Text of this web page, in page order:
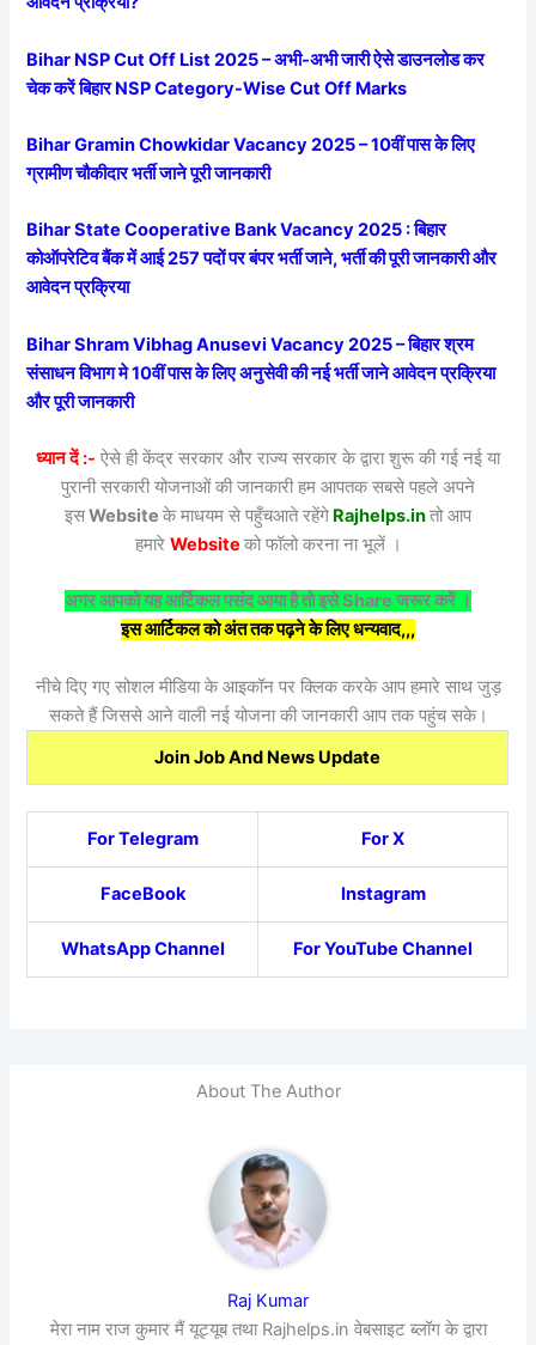
Bihar NSP Cut Off List 2025 – अभी-अभी जारी ऐसे डाउनलोड कर
चेक करें बिहार NSP Category-Wise Cut Off Marks
Bihar Gramin Chowkidar Vacancy 2025 – 10वीं पास के लिए
ग्रामीण चौकीदार भर्ती जाने पूरी जानकारी
Bihar State Cooperative Bank Vacancy 2025 : बिहार
कोऑपरेटिव बैंक में आई 257 पदों पर बंपर भर्ती जाने, भर्ती की पूरी जानकारी और
आवेदन प्रक्रिया
Bihar Shram Vibhag Anusevi Vacancy 2025 – बिहार श्रम
संसाधन विभाग मे 10वीं पास के लिए अनुसेवी की नई भर्ती जाने आवेदन प्रक्रिया
और पूरी जानकारी
ध्यान दें :- ऐसे ही केंद्र सरकार और राज्य सरकार के द्वारा शुरू की गई नई या
पुरानी सरकारी योजनाओं की जानकारी हम आपतक सबसे पहले अपने
इसWebsite के माधयम से पहुँचआते रहेंगे Rajhelps.inतो आप
हमारे Website को फॉलो करना ना भूलें ।
अगर आपको यह आर्टिकल पसंद आया है तो इसे Share जरूर करें ।
इस आर्टिकल को अंत तक पढ़ने के लिए धन्यवाद,,,
नीचे दिए गए सोशल मीडिया के आइकॉन पर क्लिक करके आप हमारे साथ जुड़
सकते हैं जिससे आने वाली नई योजना की जानकारी आप तक पहुंच सके।
Join Job And News Update
For Telegram For X
FaceBook Instagram
WhatsApp Channel For YouTube Channel
About The Author
Raj Kumar
मेरा नाम राज कुमार मैं यूट्यूब तथा Rajhelps.in वेबसाइट ब्लॉग के द्वारा